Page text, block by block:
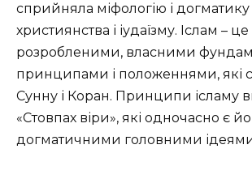
сприйняла міфологію і догматику
християнства і іудаїзму. Іслам – це
розробленими, власними
принципами і положеннями, які
Сунну і Коран. Принципи ісламу
«Стовпах віри», які одночасно є
догматичними головними